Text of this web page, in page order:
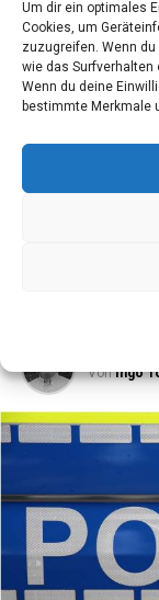
Um dir ein optimales
Cookies, um
zuzugreifen. Wenn
wie das Surfverhalten
Wenn du deine
bestimmte Merkmale
die Anga­ben zu
kön­nen wer­den
burg, Tel.:
Von Ingo